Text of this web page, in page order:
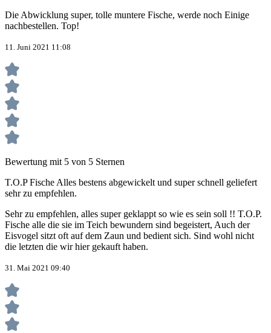
Die Abwicklung super, tolle muntere Fische, werde noch Einige
nachbestellen. Top!
11. Juni 2021 11:08
Bewertung mit 5 von 5 Sternen
T.O.P Fische Alles bestens abgewickelt und super schnell geliefert
sehr zu empfehlen.
Sehr zu empfehlen, alles super geklappt so wie es sein soll !! T.O.P.
Fische alle die sie im Teich bewundern sind begeistert, Auch der
Eisvogel sitzt oft auf dem Zaun und bedient sich. Sind wohl nicht
die letzten die wir hier gekauft haben.
31. Mai 2021 09:40